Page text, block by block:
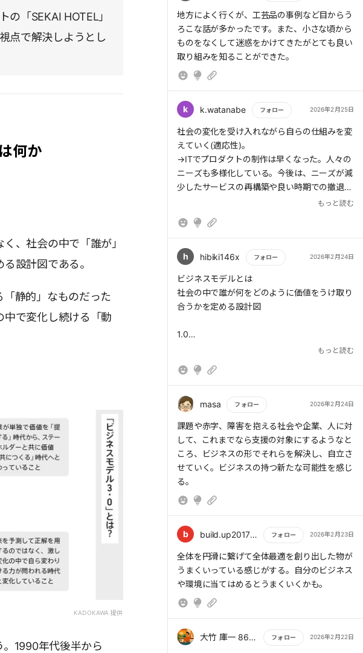
「SEKAI HOTEL」
点で解決しようとし
何か
、社会の中で「誰が」
設計図である。
「静的」なものだった
中で変化し続ける「動
KADOKAWA 提供
1990年代後半から
構造は、裏を返せば助ける側の「優越感」を満
たすニーズに応えてしまっている。
ヘラルボニーの凄さは、障害を「支援の対象」
ことだ。 【教訓】 憐れみは依存を生むが、実
う偽善のパッケージを剥ぎ取り、価値の交換へ
だ。
3. 「独り勝ち」より「共創」が合理的な理由
私は正直、「自分だけが勝てばいい」という優
越感が好きだ。しかし、ビジネスモデル3.0が
説く「共創」は、道徳的な「助け合い」ではな
かった。
例えば「SEKAI HOTEL」。自社で全てを抱え
込まず、地域の店を「自分のホテルの資産」と
して使う。これは、**「他人のリソースを使っ
て、自分のリスクを最小化しながら利益を最大
化する」**極めて賢い勝ち方だ。 【教訓】 独
度に潤わせながら、自分にとって最も都合の良
いシステム（エコシステム）を構築する。これ
戦略である。
4. 成年後見制度という「静的なバグ」への怒
り
今回の学習を通じて、改めて今の「成年後見制
度」への不満が言語化された。
適応性の欠如： 状況が変わっても、一度決ま
ったら死ぬまで変えられない硬直性。
の主観（指図）を押し付ける構造。
サラリーマンが「使い道も選べない税金」を天
引きされることに怒るのと同じだ。自分の資
産、自分の人生を、納得感のないデータ（管
代において明らかな「退化」だ。
結びに代えて：未来の自分にプラスか？
データを蓄積し、「働きぶりの信頼度」を見え
る化★単なるスキマバイトサービスではなく、
社会全体を支える労働インフラに成長★ヘラル
ボニー→「障害があるからこそ描ける才能(異
彩)の持ち主」として障害者アートの価値を転
換★find→落とし物管理クラウドサービス★落
とし物をスマホで撮影するとAIが色や形を自動
で判別し、関連する色も含めて分類する
★SEKAI HOTEL→街全体を「ホテル」に見立
てる★「空き家問題」を「旅」という視点で解
決★
もっと読む
地方によく行くが、工芸品の事例など目からう
ろこな話が多かったです。また、小さな頃から
ものをなくして迷惑をかけてきたがとても良い
取り組みを知ることができた。
k k.watanabe フォロー 2026年2月25日
もっと読む
社会の変化を受け入れながら自らの仕組みを変
えていく(適応性)。
→ITでプロダクトの制作は早くなった。人々の
ニーズも多様化している。今後は、ニーズが減
少したサービスの再構築や良い時期での撤退コ
もっと読む
h hibiki146x フォロー 2026年2月24日
もっと読む
ビジネスモデルとは
社会の中で誰が何をどのように価値をうけ取り
合うかを定める設計図
1.0
効率化による利益の最大化（経済性）
社会における存在価値や意味（社会性、創造
3.0
社会の変化を受け入れながら自らの仕組みを変
える
（共創性、適応性）
もっと読む
masa フォロー 2026年2月24日
もっと読む
課題や赤字、障害を抱える社会や企業、人に対
して、これまでなら支援の対象にするようなと
ころ、ビジネスの形でそれらを解決し、自立さ
せていく。ビジネスの持つ新たな可能性を感じ
る。
b build.up20171011 フォロー 2026年2月23日
もっと読む
全体を円滑に繋げて全体最適を創り出した物が
うまくいっている感じがする。自分のビジネス
大竹 庫一 860×Kura フォロー 2026年2月22日